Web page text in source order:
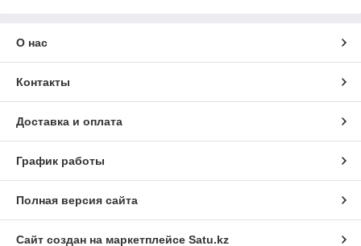
О нас
Контакты
Доставка и оплата
График работы
Полная версия сайта
Сайт создан на маркетплейсе Satu.kz